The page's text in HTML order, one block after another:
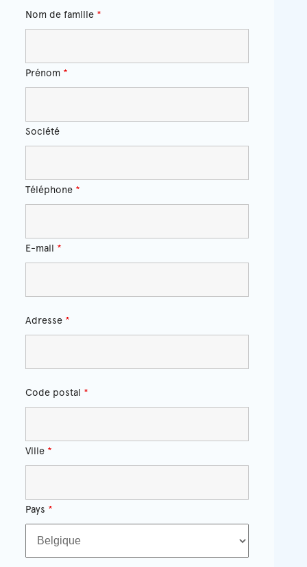
Nom de famille *
Prénom *
Société
Téléphone *
E-mail *
Adresse *
Code postal *
Ville *
Pays *